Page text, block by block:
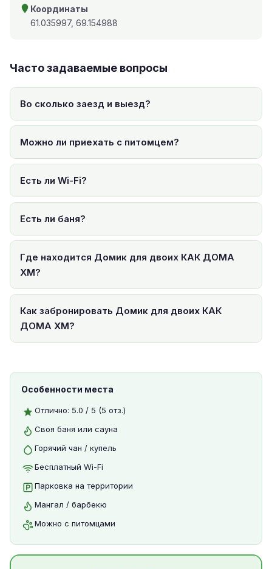
Координаты
61.035997, 69.154988
Часто задаваемые вопросы
Во сколько заезд и выезд?
Можно ли приехать с питомцем?
Есть ли Wi-Fi?
Есть ли баня?
Где находится Домик для двоих КАК ДОМА
ХМ?
Как забронировать Домик для двоих КАК
ДОМА ХМ?
Особенности места
Отлично: 5.0 / 5 (5 отз.)
Своя баня или сауна
Горячий чан / купель
Бесплатный Wi-Fi
Парковка на территории
Мангал / барбекю
Можно с питомцами